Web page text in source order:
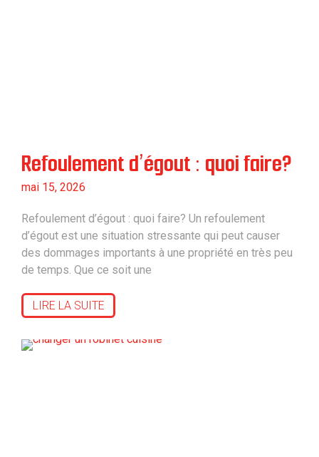
Refoulement d’égout : quoi faire?
mai 15, 2026
Refoulement d’égout : quoi faire? Un refoulement
d’égout est une situation stressante qui peut causer
des dommages importants à une propriété en très peu
de temps. Que ce soit une
LIRE LA SUITE